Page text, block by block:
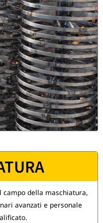
campo della maschiatura,
avanzati e personale